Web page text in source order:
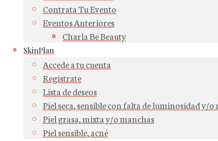
Contrata Tu Evento
Eventos Anteriores
Charla Be Beauty
SkinPlan
Accede a tu cuenta
Regístrate
Lista de deseos
Piel seca, sensible con falta de luminosidad y/o
Piel grasa, mixta y/o manchas
Piel sensible, acné